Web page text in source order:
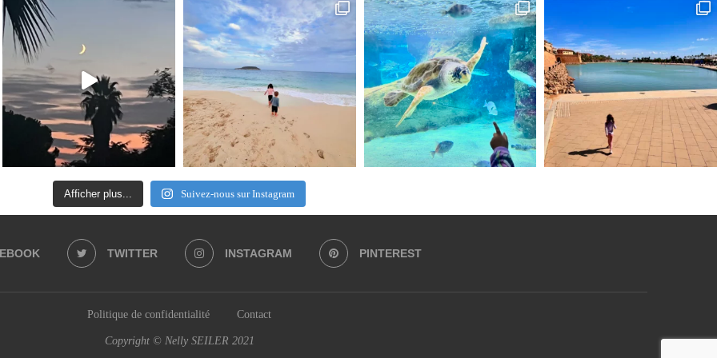
Afficher plus... Suivez-nous sur Instagram
TWITTER INSTAGRAM PINTEREST
Politique de confidentialité Contact
Copyright © Nelly SEILER 2021